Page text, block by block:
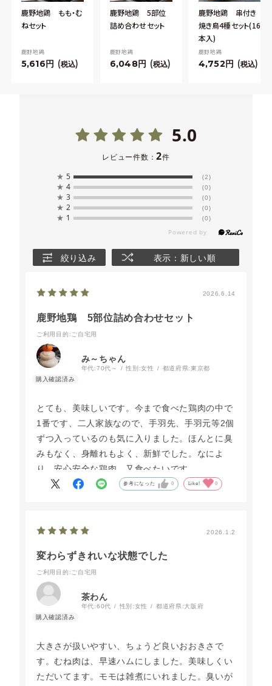
鹿野地鶏 もも・む
ねセット
鹿野地鶏
5,616 税込
鹿野地鶏 5部位
詰め合わせセット
鹿野地鶏
6,048 税込
鹿野地鶏 串付き
焼き鳥4種セット(16
本入)
鹿野地鶏
4,752 税込
5.0
レビュー件数：2件
★ 5 (2)
★ 4 (0)
★ 3 (0)
★ 2 (0)
★ 1 (0)
絞り込み 表示：新しい順
2026.6.14
鹿野地鶏 5部位詰め合わせセット
ご利用目的 :ご自宅用
み～ちゃん
年代:70代～ 性別:女性 都道府県:東京都
とても、美味しいです。今まで食べた鶏肉の中で
1番です、二人家族なので、手羽先、手羽元等2個
ずつ入っているのも気に入りました。ほんとに臭
みもなく、身離れもよく、新鮮でした。なによ
り、安心安全な鶏肉、又食べたいです。
参考になった 0 Like! 0
2026.1.2
変わらずきれいな状態でした
ご利用目的 :ご自宅用
茶わん
年代:60代 性別:女性 都道府県:大阪府
大きさが扱いやすい、ちょうど良いおおきさで
す。むね肉は、早速ハムにしました。美味しくい
ただいてます。モモは雑煮にいれました。臭いが